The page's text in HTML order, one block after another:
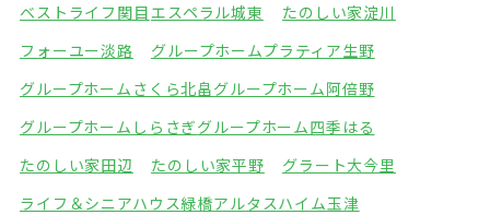
ベストライフ関目エスペラル城東
たのしい家淀川
フォーユー淡路
グループホームプラティア生野
グループホームさくら北畠グループホーム阿倍野
グループホームしらさぎグループホーム四季はる
たのしい家田辺
たのしい家平野
グラート大今里
ライフ＆シニアハウス緑橋アルタスハイム玉津